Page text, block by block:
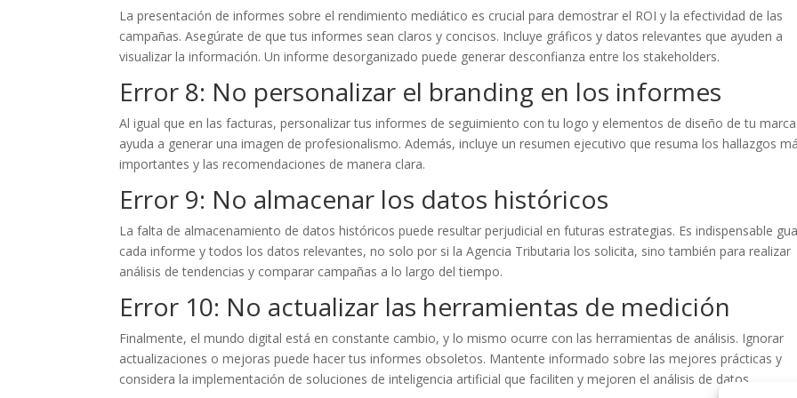
La presentación de informes sobre el rendimiento mediático es crucial para demostrar el ROI y la efectividad de las
campañas. Asegúrate de que tus informes sean claros y concisos. Incluye gráficos y datos relevantes que ayuden a
visualizar la información. Un informe desorganizado puede generar desconfianza entre los stakeholders.
Error 8: No personalizar el branding en los informes
Al igual que en las facturas, personalizar tus informes de seguimiento con tu logo y elementos de diseño de tu marca
ayuda a generar una imagen de profesionalismo. Además, incluye un resumen ejecutivo que resuma los hallazgos
importantes y las recomendaciones de manera clara.
Error 9: No almacenar los datos históricos
La falta de almacenamiento de datos históricos puede resultar perjudicial en futuras estrategias. Es indispensable
cada informe y todos los datos relevantes, no solo por si la Agencia Tributaria los solicita, sino también para realizar
análisis de tendencias y comparar campañas a lo largo del tiempo.
Error 10: No actualizar las herramientas de medición
Finalmente, el mundo digital está en constante cambio, y lo mismo ocurre con las herramientas de análisis. Ignorar
actualizaciones o mejoras puede hacer tus informes obsoletos. Mantente informado sobre las mejores prácticas y
considera la implementación de soluciones de inteligencia artificial que faciliten y mejoren el análisis de datos.